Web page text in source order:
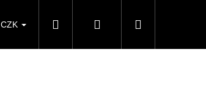
CZK Přihlášení